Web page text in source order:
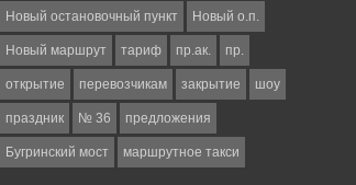
Новый остановочный пункт Новый о.п.
Новый маршрут тариф пр.ак. пр.
открытие перевозчикам закрытие шоу
праздник № 36 предложения
Бугринский мост маршрутное такси